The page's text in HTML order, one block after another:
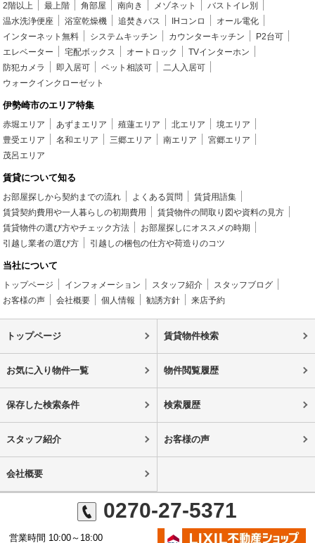
2階以上 最上階 角部屋 南向き メゾネット
バストイレ別
温水洗浄便座
浴室乾燥機 追焚きバス IHコンロ
オール電化
インターネット無料
システムキッチン カウンターキッチン
P2台可
エレベーター
宅配ボックス オートロック
TVインターホン
防犯カメラ
即入居可 ペット相談可
二人入居可
ウォークインクローゼット
伊勢崎市のエリア特集
赤堀エリア あずまエリア 殖蓮エリア 北エリア
境エリア
豊受エリア
名和エリア 三郷エリア 南エリア
宮郷エリア
茂呂エリア
賃貸について知る
お部屋探しから契約までの流れ よくある質問
賃貸用語集
賃貸契約費用や一人暮らしの初期費用
賃貸物件の間取り図や資料の見方
賃貸物件の選び方やチェック方法
お部屋探しにオススメの時期
引越し業者の選び方
引越しの梱包の仕方や荷造りのコツ
当社について
トップページ インフォメーション スタッフ紹介
スタッフブログ
お客様の声
会社概要 個人情報 勧誘方針 来店予約
トップページ 賃貸物件検索
お気に入り物件一覧 物件閲覧履歴
保存した検索条件 検索履歴
スタッフ紹介 お客様の声
会社概要
0270-27-5371
営業時間 10:00～18:00